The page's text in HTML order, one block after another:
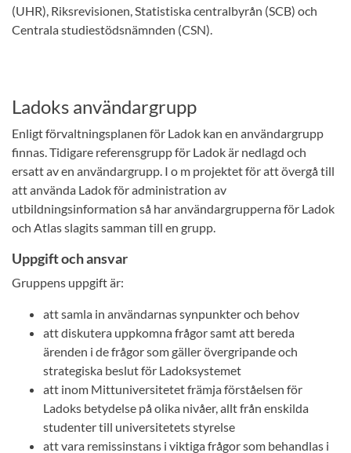
(UHR), Riksrevisionen, Statistiska centralbyrån (SCB) och
Centrala studiestödsnämnden (CSN).
Ladoks användargrupp
Enligt förvaltningsplanen för Ladok kan en användargrupp
finnas. Tidigare referensgrupp för Ladok är nedlagd och
ersatt av en användargrupp. I o m projektet för att övergå till
att använda Ladok för administration av
utbildningsinformation så har användargrupperna för Ladok
och Atlas slagits samman till en grupp.
Uppgift och ansvar
Gruppens uppgift är:
att samla in användarnas synpunkter och behov
att diskutera uppkomna frågor samt att bereda
ärenden i de frågor som gäller övergripande och
strategiska beslut för Ladoksystemet
att inom Mittuniversitetet främja förståelsen för
Ladoks betydelse på olika nivåer, allt från enskilda
studenter till universitetets styrelse
att vara remissinstans i viktiga frågor som behandlas i